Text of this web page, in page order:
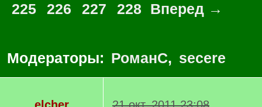
225
226 227 228 Вперед →
Модераторы: РоманС, secere